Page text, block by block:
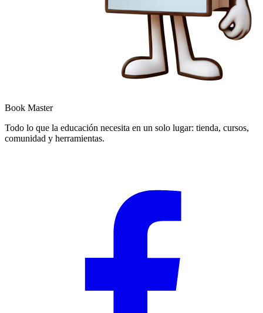
Book Master
Todo lo que la educación necesita en un solo lugar: tienda, cursos,
comunidad y herramientas.